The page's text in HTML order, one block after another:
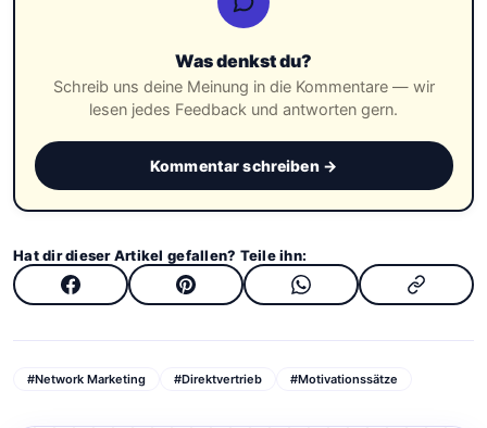
Was denkst du?
Schreib uns deine Meinung in die Kommentare — wir
lesen jedes Feedback und antworten gern.
Kommentar schreiben →
Hat dir dieser Artikel gefallen? Teile ihn:
#Network Marketing #Direktvertrieb #Motivationssätze